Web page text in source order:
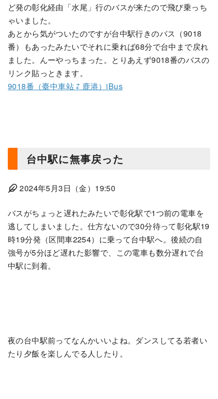
ど発の彰化経由「水尾」行のバスが来たので飛び乗っち
ゃいました。
あとから気がついたのですが台中駅行きのバス（9018
番）もあったみたいでそれに乗れば68分で台中まで戻れ
ました。んーやっちまった。とりあえず9018番のバスの
リンク貼っときます。
9018番（臺中車站 ⇄ 鹿港）iBus
台中駅に無事戻った
2024年5月3日（金）19:50
バスがちょっと遅れたみたいで彰化駅で1つ前の電車を
逃してしまいました。仕方ないので30分待って彰化駅19
時19分発（区間車2254）に乗って台中駅へ。後続の自
強号が5分ほど遅れた影響で、この電車も数分遅れで台
中駅に到着。
夜の台中駅前ってなんかいいよね。ダンスしてる若者い
たり夕飯を楽しんでる人したり。